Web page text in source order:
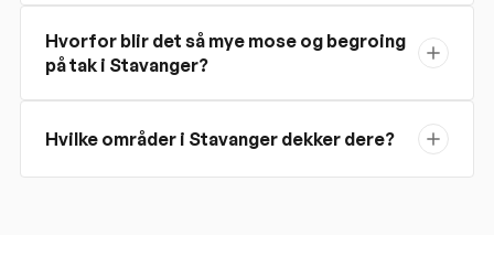
Hvorfor blir det så mye mose og begroing
på tak i Stavanger?
Hvilke områder i Stavanger dekker dere?